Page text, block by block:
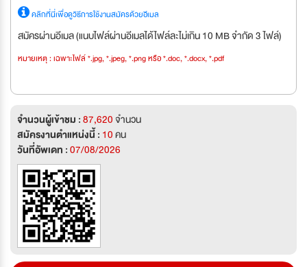
คลิกที่นี่เพื่อดูวิธีการใช้งานสมัครด้วยอีเมล
สมัครผ่านอีเมล (แนบไฟล์ผ่านอีเมลได้ไฟล์ละไม่เกิน 10 MB จำกัด 3 ไฟล์)
หมายเหตุ : เฉพาะไฟล์ *.jpg, *.jpeg, *.png หรือ *.doc, *.docx, *.pdf
จำนวนผู้เข้าชม :87,620จำนวน
สมัครงานตำแหน่งนี้ : 10คน
วันที่อัพเดท :07/08/2026